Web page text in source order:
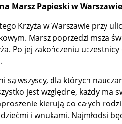
Marsz Papieski w
Krzyża w Warszawie przy
Marsz poprzedzi msza
Po jej zakończeniu
są wszyscy, dla których
jest względne, każdy ma
kierują do całych
i wnukami. Najmłodsi